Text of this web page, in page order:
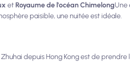
et Royaume de l'océan ChimelongUne
paisible, une nuitée est idéale.
depuis Hong Kong est de prendre